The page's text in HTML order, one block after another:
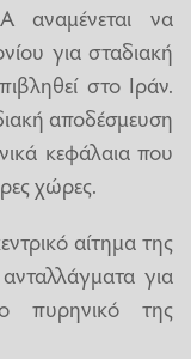
να
για σταδιακή
στο Ιράν.
αποδέσμευση
κεφάλαια που
χώρες.
αίτημα της
για
πυρηνικό της